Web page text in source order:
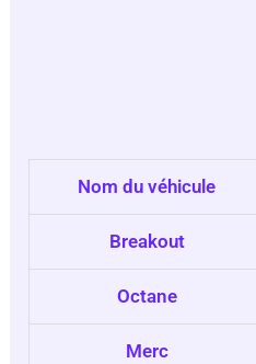
Nom du véhicule
Breakout
Octane
Merc